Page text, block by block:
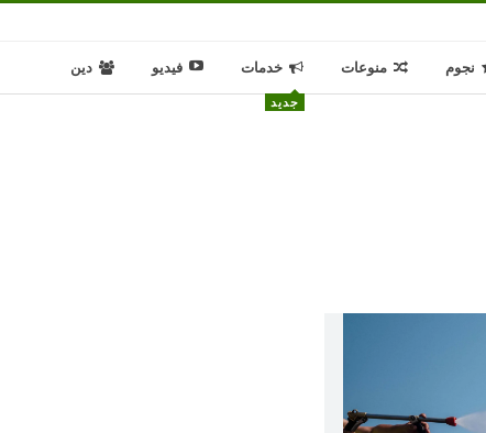
نجوم منوعات خدمات
جديد
فيديو دين